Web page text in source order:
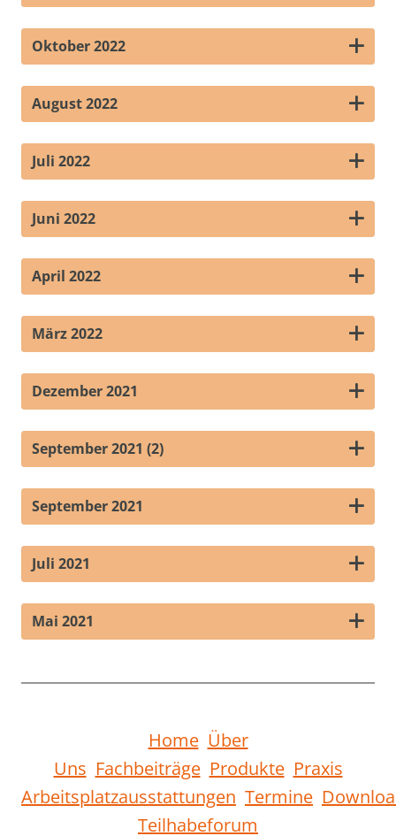
Oktober 2022
August 2022
Juli 2022
Juni 2022
April 2022
März 2022
Dezember 2021
September 2021 (2)
September 2021
Juli 2021
Mai 2021
Home Über
Uns Fachbeiträge Produkte Praxis
Arbeitsplatzausstattungen Termine
Teilhabeforum